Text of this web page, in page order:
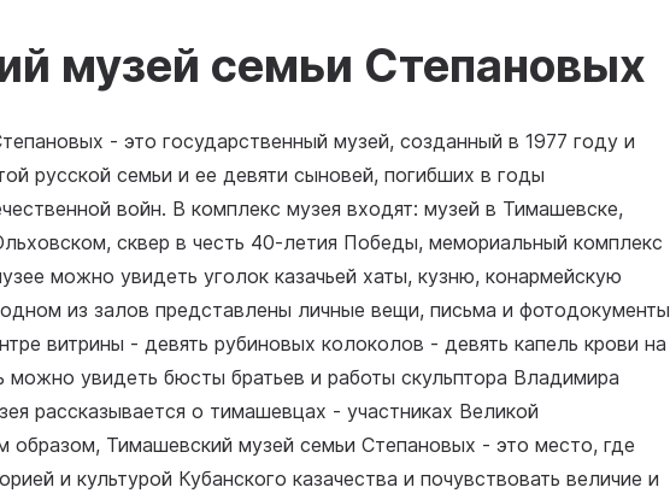
музей семьи Степановых
- это государственный музей, созданный в 1977 году и
русской семьи и ее девяти сыновей, погибших в годы
войн. В комплекс музея входят: музей в Тимашевске,
сквер в честь 40-летия Победы, мемориальный комплекс
можно увидеть уголок казачьей хаты, кузню, конармейскую
из залов представлены личные вещи, письма и фотодокументы
витрины - девять рубиновых колоколов - девять капель крови на
можно увидеть бюсты братьев и работы скульптора Владимира
рассказывается о тимашевцах - участниках Великой
образом, Тимашевский музей семьи Степановых - это место, где
и культурой Кубанского казачества и почувствовать величие и